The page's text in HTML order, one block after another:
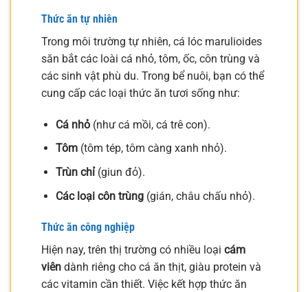
Thức ăn tự nhiên
Trong môi trường tự nhiên, cá lóc marulioides
săn bắt các loài cá nhỏ, tôm, ốc, côn trùng và
các sinh vật phù du. Trong bể nuôi, bạn có thể
cung cấp các loại thức ăn tươi sống như:
Cá nhỏ(như cá mồi, cá trê con).
Tôm(tôm tép, tôm càng xanh nhỏ).
Trùn chỉ(giun đỏ).
Các loại côn trùng(gián, châu chấu nhỏ).
Thức ăn công nghiệp
Hiện nay, trên thị trường có nhiều loại cám
viên dành riêng cho cá ăn thịt, giàu protein và
các vitamin cần thiết. Việc kết hợp thức ăn